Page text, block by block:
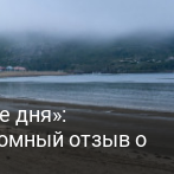
дня»:
отзыв о